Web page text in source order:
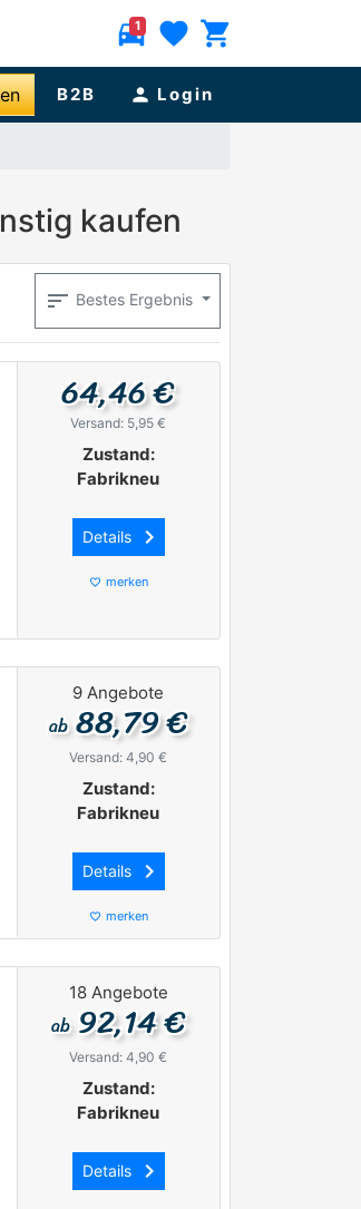
directions_car
1 favorite shopping_cart
B2B person Login
kaufen
sort Bestes Ergebnis
64,46 €
Versand: 5,95 €
Zustand:
Fabrikneu
Details keyboard_arrow_right
favorite_border merken
9 Angebote
ab88,79 €
Versand: 4,90 €
Zustand:
Fabrikneu
Details keyboard_arrow_right
favorite_border merken
18 Angebote
ab92,14 €
Versand: 4,90 €
Zustand:
Fabrikneu
Details keyboard_arrow_right